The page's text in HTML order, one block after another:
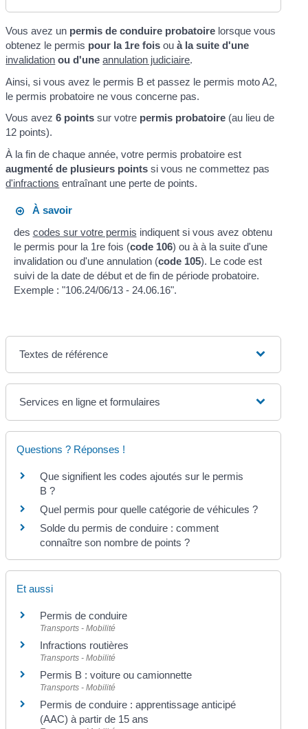
Vous avez un permis de conduire probatoire lorsque vous
obtenez le permis pour la 1re fois ouà la suite d'une
invalidation ou d'uneannulation judiciaire.
Ainsi, si vous avez le permis B et passez le permis moto A2,
le permis probatoire ne vous concerne pas.
Vous avez6 points sur votre permis probatoire (au lieu de
12 points).
À la fin de chaque année, votre permis probatoire est
augmenté de plusieurs points si vous ne commettez pas
d'infractions entraînant une perte de points.
À savoir
des codes sur votre permis indiquent si vous avez obtenu
le permis pour la 1re fois (code 106) ou à à la suite d'une
invalidation ou d'une annulation (code 105). Le code est
suivi de la date de début et de fin de période probatoire.
Exemple : "106.24/06/13 - 24.06.16".
Textes de référence
Services en ligne et formulaires
Questions ? Réponses !
Que signifient les codes ajoutés sur le permis
B ?
Quel permis pour quelle catégorie de véhicules ?
Solde du permis de conduire : comment
connaître son nombre de points ?
Et aussi
Permis de conduire
Transports - Mobilité
Infractions routières
Transports - Mobilité
Permis B : voiture ou camionnette
Transports - Mobilité
Permis de conduire : apprentissage anticipé
(AAC) à partir de 15 ans